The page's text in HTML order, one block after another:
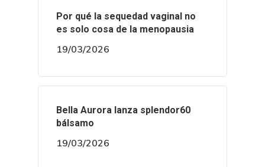
Por qué la sequedad vaginal no
es solo cosa de la menopausia
19/03/2026
Bella Aurora lanza splendor60
bálsamo
19/03/2026